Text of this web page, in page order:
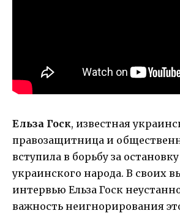
Ельза Госк, известная
правозащитница и
вступила в борьбу за
украинского народа. В своих
интервью Ельза Госк
важность неигнорирования